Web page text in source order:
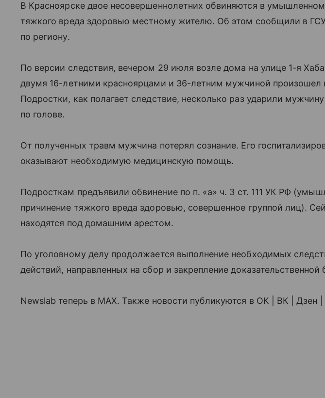
В Красноярске двое несовершеннолетних обвиняются в
тяжкого вреда здоровью местному жителю. Об этом сообщили в
по региону.
По версии следствия, вечером 29 июля возле дома на улице 1-я
двумя 16-летними красноярцами и 36-летним мужчиной произошел
Подростки, как полагает следствие, несколько раз ударили
по голове.
От полученных травм мужчина потерял сознание. Его
оказывают необходимую медицинскую помощь.
Подросткам предъявили обвинение по п. «а» ч. 3 ст. 111 УК РФ
причинение тяжкого вреда здоровью, совершенное группой лиц).
находятся под домашним арестом.
По уголовному делу продолжается выполнение необходимых
действий, направленных на сбор и закрепление доказательственной
Newslab теперь в МАХ. Также новости публикуются в ОК | ВК | Дзен |